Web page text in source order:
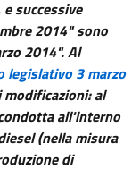
e successive
2014" sono
2014". Al
legislativo 3 marzo
al
all'interno
(nella misura
di